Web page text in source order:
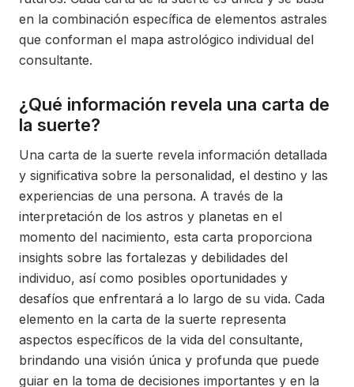
en la combinación específica de elementos astrales
que conforman el mapa astrológico individual del
consultante.
¿Qué información revela una carta de
la suerte?
Una carta de la suerte revela información detallada
y significativa sobre la personalidad, el destino y las
experiencias de una persona. A través de la
interpretación de los astros y planetas en el
momento del nacimiento, esta carta proporciona
insights sobre las fortalezas y debilidades del
individuo, así como posibles oportunidades y
desafíos que enfrentará a lo largo de su vida. Cada
elemento en la carta de la suerte representa
aspectos específicos de la vida del consultante,
brindando una visión única y profunda que puede
guiar en la toma de decisiones importantes y en la